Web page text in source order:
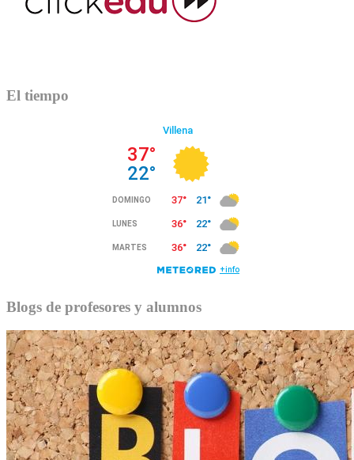
El tiempo
Blogs de profesores y alumnos